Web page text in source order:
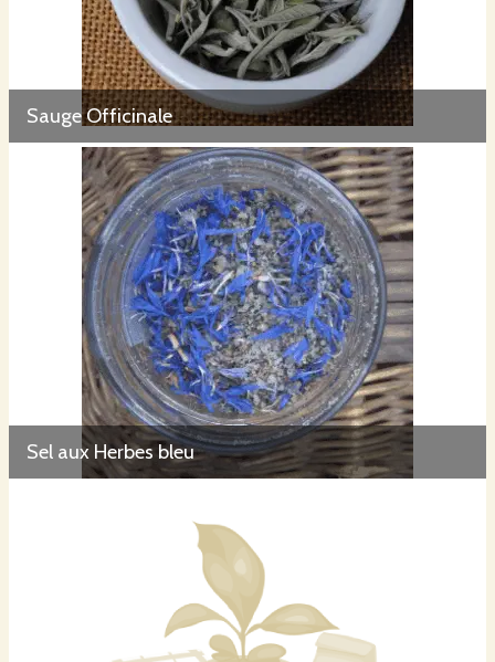
Sauge Officinale
Sel aux Herbes bleu